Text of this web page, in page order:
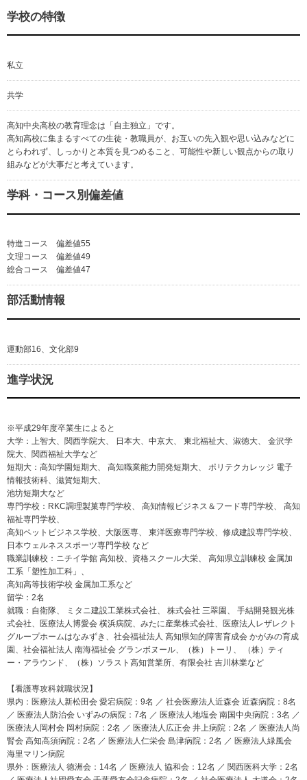
学校の特徴
私立
共学
高知中央高校の教育理念は「自主独立」です。
高知高校に集まるすべての生徒・教職員が、お互いの先入観や思い込みなどに
とらわれず、しっかりと本質を見つめること、可能性や新しい観点からの取り
組みなどが大事だと考えています。
学科・コース別偏差値
特進コース 偏差値55
文理コース 偏差値49
総合コース 偏差値47
部活動情報
運動部16、文化部9
進学状況
※平成29年度卒業生によると
大学：上智大、関西学院大、 日本大、中京大、 東北福祉大、淑徳大、 金沢学
院大、関西福祉大学など
短期大：高知学園短期大、 高知職業能力開発短期大、 ポリテクカレッジ 電子
情報技術科、滋賀短期大、
池坊短期大など
専門学校：RKC調理製菓専門学校、 高知情報ビジネス＆フード専門学校、 高知
福祉専門学校、
高知ペットビジネス学校、大阪医専、 東洋医療専門学校、修成建設専門学校、
日本ウェルネススポーツ専門学校 など
職業訓練校：ニチイ学館 高知校、資格スクール大栄、 高知県立訓練校 金属加
工系「塑性加工科」、
高知高等技術学校 金属加工系など
留学：2名
就職：自衛隊、 ミタニ建設工業株式会社、 株式会社 三翠園、 手結開発観光株
式会社、医療法人博愛会 横浜病院、みたに産業株式会社、医療法人レザレクト
グループホームはなみずき、社会福祉法人 高知県知的障害育成会 かがみの育成
園、社会福祉法人 南海福祉会 グランボヌール、（株）トーリ、 （株）ティ
ー・アラウンド、（株）ソラスト高知営業所、有限会社 吉川林業など
【看護専攻科就職状況】
県内：医療法人新松田会 愛宕病院：9名 ／ 社会医療法人近森会 近森病院：8名
／ 医療法人防治会 いずみの病院：7名 ／ 医療法人地塩会 南国中央病院：3名 ／
医療法人岡村会 岡村病院：2名 ／ 医療法人広正会 井上病院：2名 ／ 医療法人尚
腎会 高知高須病院：2名 ／ 医療法人仁栄会 島津病院：2名 ／ 医療法人緑風会
海里マリン病院
県外：医療法人 徳洲会：14名 ／ 医療法人 協和会：12名 ／ 関西医科大学：2名